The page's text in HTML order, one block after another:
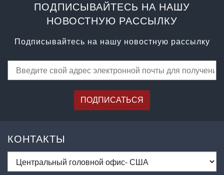
ПОДПИСЫВАЙТЕСЬ НА НАШУ
НОВОСТНУЮ РАССЫЛКУ
Подписывайтесь на нашу новостную рассылку
ПОДПИСАТЬСЯ
КОНТАКТЫ